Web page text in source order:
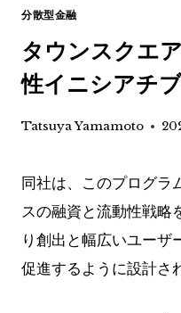
分散型金融
タウンスクエ
性イニシアチ
Tatsuya Yamamoto
同社は、このプログラ
スの融資と流動性戦略
り創出と幅広いユーザ
促進するように設計さ